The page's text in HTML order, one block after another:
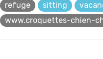
refuge
sitting
www.croquettes-chien-